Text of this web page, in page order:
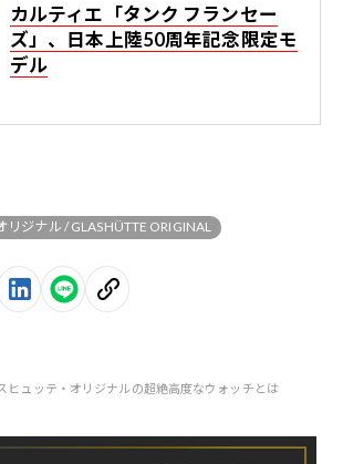
カルティエ「タンク フランセー
ズ」、日本上陸50周年記念限定モ
デル
ジナル / GLASHÜTTE ORIGINAL
ヒュッテ・オリジナルの超絶高度なウォッチとは